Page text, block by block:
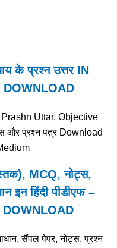
के प्रश्न उत्तर IN
DOWNLOAD
Uttar, Objective
और प्रश्न पत्र Download
MCQ, नोट्स,
इन हिंदी पीडीएफ –
DOWNLOAD
सैंपल पेपर, नोट्स, प्रश्न